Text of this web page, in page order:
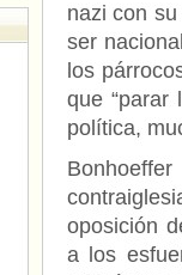
nazi con
ser
los
que “parar
política,
oposición
a los